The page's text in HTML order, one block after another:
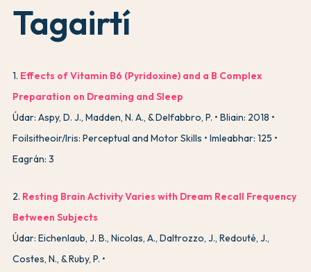
Tagairtí
1. Effects of Vitamin B6 (Pyridoxine) and a B Complex
Preparation on Dreaming and Sleep
Údar: Aspy, D. J., Madden, N. A., & Delfabbro, P.
Bliain: 2018
Foilsitheoir/Iris: Perceptual and Motor Skills
Imleabhar: 125
Eagrán: 3
2. Resting Brain Activity Varies with Dream Recall Frequency
Between Subjects
Údar: Eichenlaub, J. B., Nicolas, A., Daltrozzo, J., Redouté, J.,
Costes, N., & Ruby, P.